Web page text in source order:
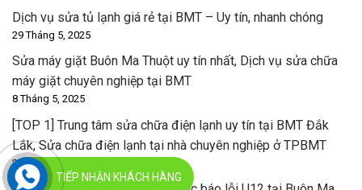
Dịch vụ sửa tủ lạnh giá rẻ tại BMT – Uy tín, nhanh chóng
29 Tháng 5, 2025
Sửa máy giặt Buôn Ma Thuột uy tín nhất, Dịch vụ sửa chữa
máy giặt chuyên nghiệp tại BMT
8 Tháng 5, 2025
[TOP 1] Trung tâm sửa chữa điện lạnh uy tín tại BMT Đắk
Lắk, Sửa chữa điện lạnh tại nhà chuyên nghiệp ở TPBMT
25 Tháng 12, 2024
TIẾP NHẬN KHÁCH HÀNG